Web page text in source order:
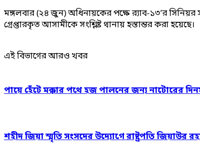
মঙ্গলবার (২৪ জুন) অধিনায়কের পক্ষে র‌্যাব-১৩’র সিনিয়র
গ্রেপ্তারকৃত আসামীকে সংশ্লিষ্ট থানায় হস্তান্তর করা হয়েছে।
এই বিভাগের আরও খবর
পায়ে হেঁটে মক্কার পথে হজ পালনের জন্য নাটোরের
শহীদ জিয়া স্মৃতি সংসদের উদ্যোগে রাষ্ট্রপতি জিয়াউর